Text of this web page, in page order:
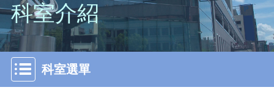
科室介紹
科室選單